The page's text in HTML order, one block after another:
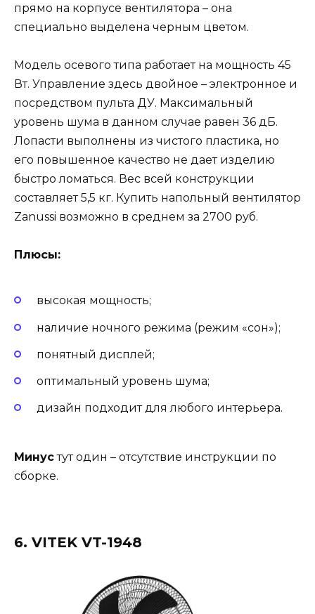
прямо на корпусе вентилятора – она
специально выделена черным цветом.
Модель осевого типа работает на мощность 45
Вт. Управление здесь двойное – электронное и
посредством пульта ДУ. Максимальный
уровень шума в данном случае равен 36 дБ.
Лопасти выполнены из чистого пластика, но
его повышенное качество не дает изделию
быстро ломаться. Вес всей конструкции
составляет 5,5 кг. Купить напольный вентилятор
Zanussi возможно в среднем за 2700 руб.
Плюсы:
высокая мощность;
наличие ночного режима (режим «сон»);
понятный дисплей;
оптимальный уровень шума;
дизайн подходит для любого интерьера.
Минустут один – отсутствие инструкции по
сборке.
6. VITEK VT-1948